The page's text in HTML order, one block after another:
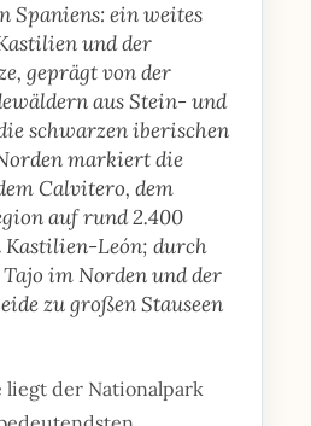
Spaniens: ein weites
und der
geprägt von der
aus Stein- und
schwarzen iberischen
markiert die
Calvitero, dem
auf rund 2.400
Kastilien-León; durch
im Norden und der
zu großen Stauseen
der Nationalpark